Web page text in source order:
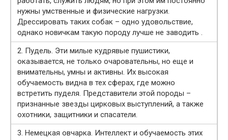
нужны умственные и физические нагрузки.
Дрессировать таких собак – одно удовольствие,
однако новичкам такую породу лучше не заводить .
2. Пудель. Эти милые кудрявые пушистики,
оказывается, не только очаровательны, но еще и
внимательны, умны и активны. Их высокая
обучаемость видна в тех сферах, где можно
встретить пуделя. Представители этой породы –
признанные звезды цирковых выступлений, а также
охотники, защитники и спасатели.
3. Немецкая овчарка. Интеллект и обучаемость этих